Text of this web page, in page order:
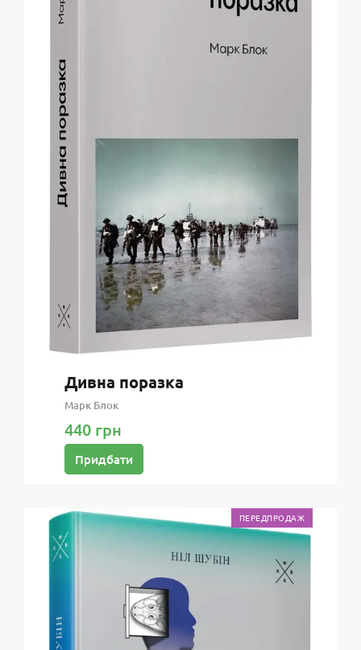
Дивна поразка
Марк Блок
440 грн
Придбати
ПЕРЕДПРОДАЖ